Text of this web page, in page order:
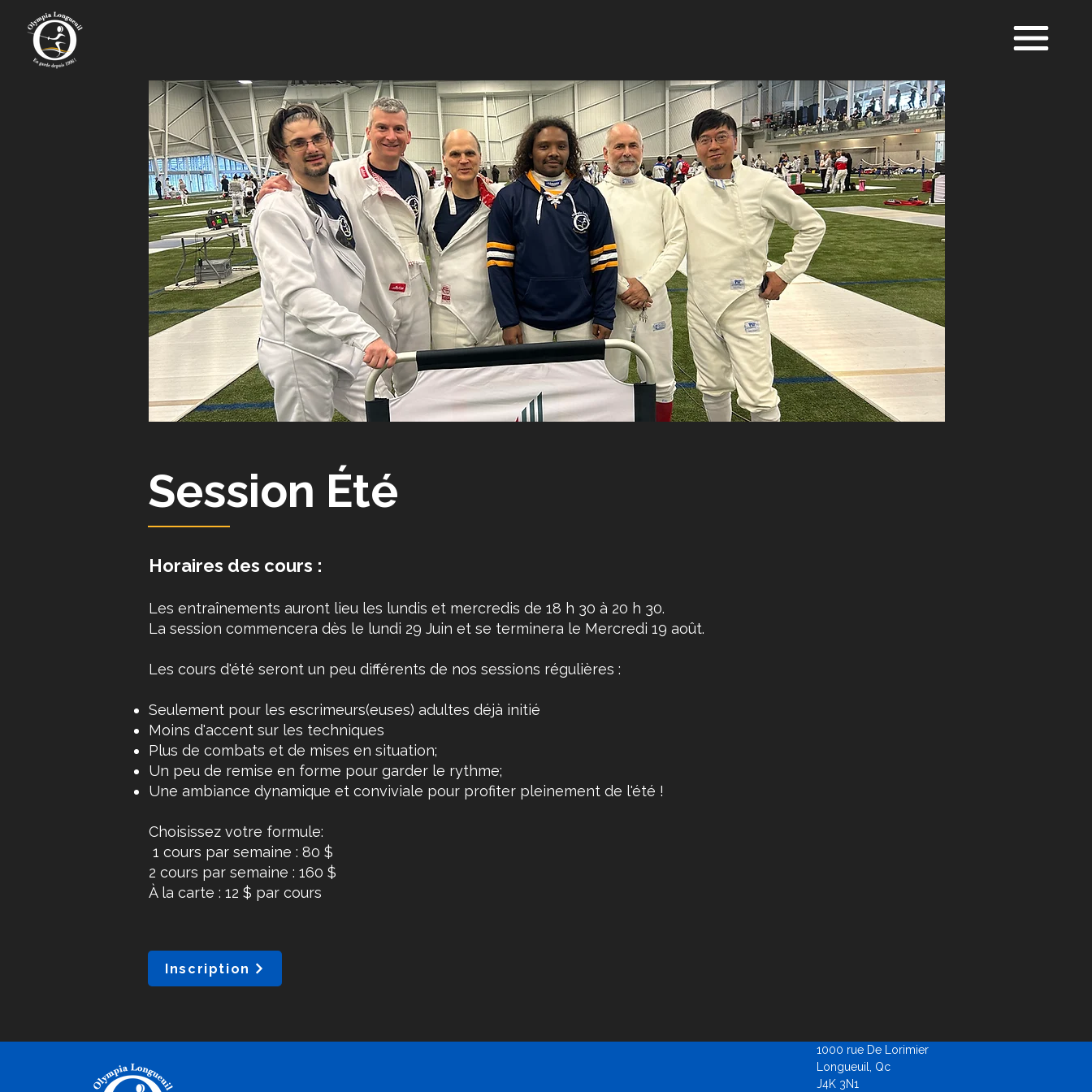
Session Été
Horaires des cours :
Les entraînements auront lieu les lundis et mercredis de 18 h 30 à 20 h 30.
La session commencera dès le lundi 29 Juin et se terminera le Mercredi 19 août.
Les cours d'été seront un peu différents de nos sessions régulières :
Seulement pour les escrimeurs(euses) adultes déjà initié
Moins d'accent sur les techniques
Plus de combats et de mises en situation;
Un peu de remise en forme pour garder le rythme;
Une ambiance dynamique et conviviale pour profiter pleinement de l'été !
Choisissez votre formule:
1 cours par semaine : 80 $
2 cours par semaine : 160 $
À la carte : 12 $ par cours
Inscription
1000 rue De Lorimier
Longueuil, Qc
J4K 3N1